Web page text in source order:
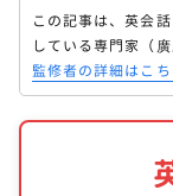
この記事は、英会
している専門家（
監修者の詳細はこち